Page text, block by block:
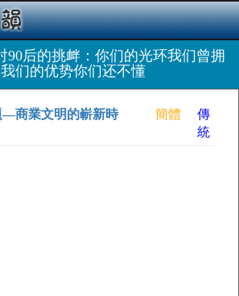
90后的挑衅：你们的光环我们曾拥
们的优势你们还不懂
—商業文明的嶄新時
簡體
傳
統